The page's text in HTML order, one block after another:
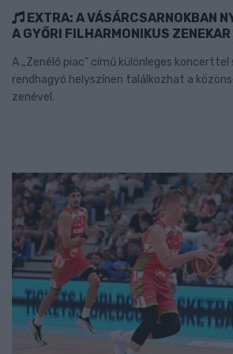
EXTRA: A VÁSÁRCSARNOKBAN
A GYŐRI FILHARMONIKUS ZENEKAR
A „Zenélő piac” című különleges
rendhagyó helyszínen találkozhat a
zenével.